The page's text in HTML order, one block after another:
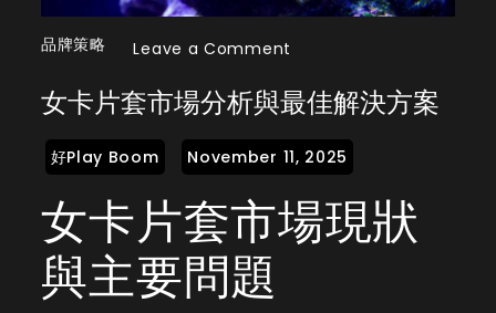
品牌策略 Leave a Comment
卡
片
套
市
場
女卡片套市場分析與最佳解決方案
女卡片套市場現狀
與主要問題